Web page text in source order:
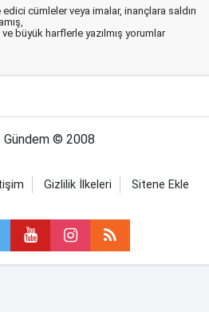
cümleler veya imalar, inançlara saldırı
büyük harflerle yazılmış yorumlar
Gündem © 2008
Gizlilik İlkeleri Sitene Ekle